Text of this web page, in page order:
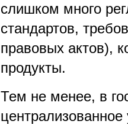
слишком много
стандартов,
правовых актов),
продукты.
Тем не менее, в